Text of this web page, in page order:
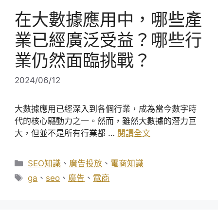
在大數據應用中，哪些產
業已經廣泛受益？哪些行
業仍然面臨挑戰？
2024/06/12
大數據應用已經深入到各個行業，成為當今數字時
代的核心驅動力之一。然而，雖然大數據的潛力巨
大，但並不是所有行業都 … 閱讀全文
分
類
SEO知識 、 廣告投放 、 電商知識
標
ga 、 seo 、 廣告 、 電商